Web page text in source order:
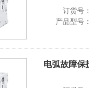
订货号
产品型号
电弧故障